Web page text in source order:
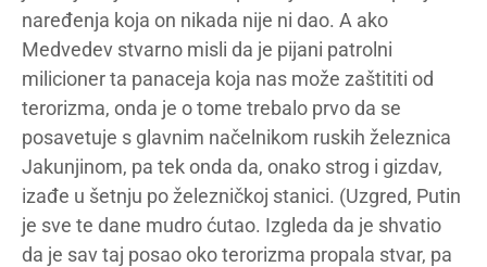
naređenja koja on nikada nije ni dao. A ako
Medvedev stvarno misli da je pijani patrolni
milicioner ta panaceja koja nas može zaštititi od
terorizma, onda je o tome trebalo prvo da se
posavetuje s glavnim načelnikom ruskih železnica
Jakunjinom, pa tek onda da, onako strog i gizdav,
izađe u šetnju po železničkoj stanici. (Uzgred, Putin
je sve te dane mudro ćutao. Izgleda da je shvatio
da je sav taj posao oko terorizma propala stvar, pa